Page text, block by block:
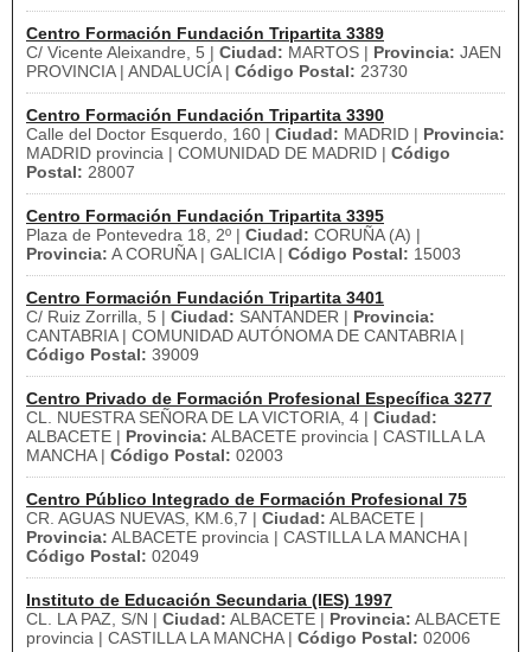
Centro Formación Fundación Tripartita 3389
C/ Vicente Aleixandre, 5 | Ciudad: MARTOS | Provincia: JAEN
PROVINCIA | ANDALUCÍA | Código Postal: 23730
Centro Formación Fundación Tripartita 3390
Calle del Doctor Esquerdo, 160 | Ciudad: MADRID | Provincia:
MADRID provincia | COMUNIDAD DE MADRID | Código
Postal: 28007
Centro Formación Fundación Tripartita 3395
Plaza de Pontevedra 18, 2º | Ciudad: CORUÑA (A) |
Provincia: A CORUÑA | GALICIA | Código Postal: 15003
Centro Formación Fundación Tripartita 3401
C/ Ruiz Zorrilla, 5 | Ciudad: SANTANDER | Provincia:
CANTABRIA | COMUNIDAD AUTÓNOMA DE CANTABRIA |
Código Postal: 39009
Centro Privado de Formación Profesional Específica 3277
CL. NUESTRA SEÑORA DE LA VICTORIA, 4 | Ciudad:
ALBACETE | Provincia: ALBACETE provincia | CASTILLA LA
MANCHA | Código Postal: 02003
Centro Público Integrado de Formación Profesional 75
CR. AGUAS NUEVAS, KM.6,7 | Ciudad: ALBACETE |
Provincia: ALBACETE provincia | CASTILLA LA MANCHA |
Código Postal: 02049
Instituto de Educación Secundaria (IES) 1997
CL. LA PAZ, S/N | Ciudad: ALBACETE | Provincia: ALBACETE
provincia | CASTILLA LA MANCHA | Código Postal: 02006